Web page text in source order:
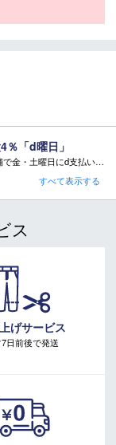
「d曜日」
■ 有賀園ゴルフオンラインAGO含む対象店舗で金・土曜日にd支払いをすると
- PM 23:59
登録が必要です。
があります。
エントリーが必要です。
すべて表示する
ス
げサービス
日前後で発送